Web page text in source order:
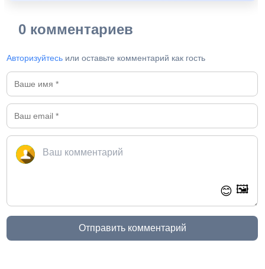
0 комментариев
Авторизуйтесь или оставьте комментарий как гость
😊 🖼️
Отправить комментарий